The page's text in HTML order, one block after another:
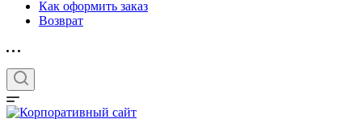
Как оформить заказ
Возврат